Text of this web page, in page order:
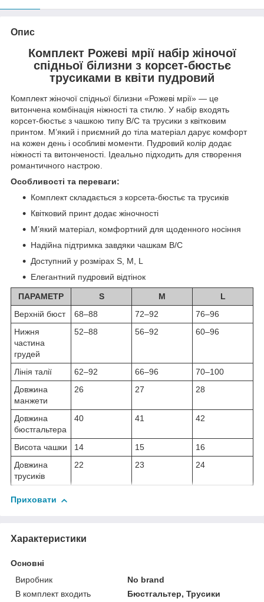
Опис
Комплект Рожеві мрії набір жіночої
спідньої білизни з корсет-бюстьє
трусиками в квіти пудровий
Комплект жіночої спідньої білизни «Рожеві мрії» — це
витончена комбінація ніжності та стилю. У набір входять
корсет-бюстьє з чашкою типу B/C та трусики з квітковим
принтом. М’який і приємний до тіла матеріал дарує комфорт
на кожен день і особливі моменти. Пудровий колір додає
ніжності та витонченості. Ідеально підходить для створення
романтичного настрою.
Особливості та переваги:
Комплект складається з корсета-бюстьє та трусиків
Квітковий принт додає жіночності
М’який матеріал, комфортний для щоденного носіння
Надійна підтримка завдяки чашкам B/C
Доступний у розмірах S, M, L
Елегантний пудровий відтінок
ПАРАМЕТР S M
L
Верхній бюст
68–88 72–92
76–96
Нижня
частина
грудей
52–88 56–92 60–96
Лінія талії 62–92 66–96
70–100
Довжина
манжети
26 27 28
Довжина
бюстгальтера
40 41 42
Висота чашки 14 15
16
Довжина
трусиків
22 23 24
Приховати
Характеристики
Основні
Виробник
No brand
В комплект входить
Бюстгальтер, Трусики